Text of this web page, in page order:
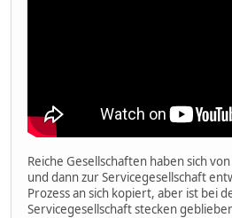
Reiche Gesellschaften haben sich
und dann zur Servicegesellschaft
Prozess an sich kopiert, aber ist bei
Servicegesellschaft stecken